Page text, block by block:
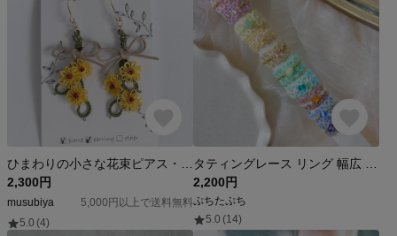
2,300円
musubiya
5,000円以上で送料無料
5.0 (4)
2,200円
ぷちたぷち
5.0 (14)